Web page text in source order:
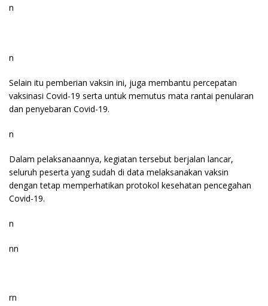
n
n
Selain itu pemberian vaksin ini, juga membantu percepatan
vaksinasi Covid-19 serta untuk memutus mata rantai penularan
dan penyebaran Covid-19.
n
Dalam pelaksanaannya, kegiatan tersebut berjalan lancar,
seluruh peserta yang sudah di data melaksanakan vaksin
dengan tetap memperhatikan protokol kesehatan pencegahan
Covid-19.
n
nn
rn